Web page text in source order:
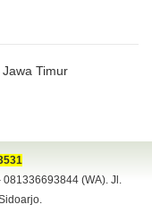
Timur
081336693844 (WA). Jl.